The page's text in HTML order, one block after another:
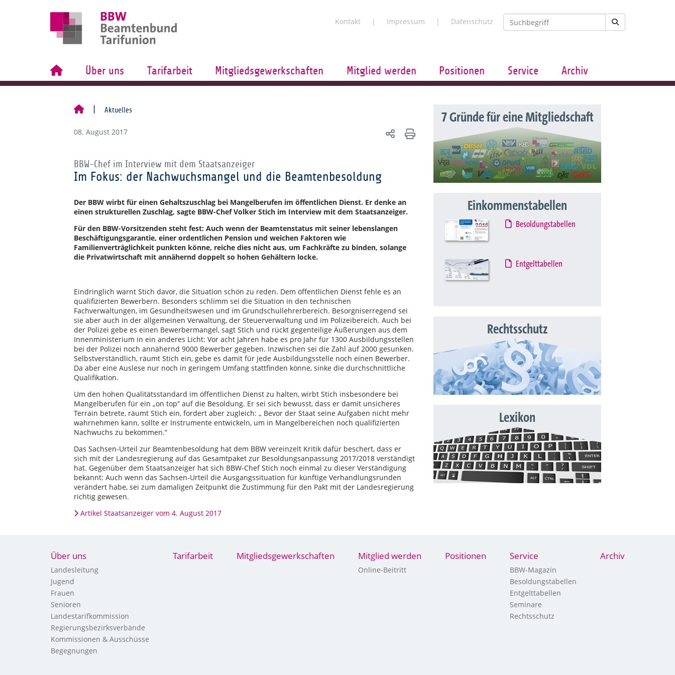
Kontakt Impressum Datenschutz
Über uns Tarifarbeit Mitgliedsgewerkschaften Mitglied werden Positionen Service Archiv
Aktuelles
08. August 2017
BBW-Chef im Interview mit dem Staatsanzeiger
Im Fokus: der Nachwuchsmangel und die Beamtenbesoldung
Der BBW wirbt für einen Gehaltszuschlag bei Mangelberufen im öffentlichen Dienst. Er denke an
einen strukturellen Zuschlag, sagte BBW-Chef Volker Stich im Interview mit dem Staatsanzeiger.
Für den BBW-Vorsitzenden steht fest: Auch wenn der Beamtenstatus mit seiner lebenslangen
Beschäftigungsgarantie, einer ordentlichen Pension und weichen Faktoren wie
Familienverträglichkeit punkten könne, reiche dies nicht aus, um Fachkräfte zu binden, solange
die Privatwirtschaft mit annähernd doppelt so hohen Gehältern locke.
Eindringlich warnt Stich davor, die Situation schön zu reden. Dem öffentlichen Dienst fehle es an
qualifizierten Bewerbern. Besonders schlimm sei die Situation in den technischen
Fachverwaltungen, im Gesundheitswesen und im Grundschullehrerbereich. Besorgniserregend sei
sie aber auch in der allgemeinen Verwaltung, der Steuerverwaltung und im Polizeibereich. Auch bei
der Polizei gebe es einen Bewerbermangel, sagt Stich und rückt gegenteilige Äußerungen aus dem
Innenministerium in ein anderes Licht: Vor acht Jahren habe es pro Jahr für 1300 Ausbildungsstellen
bei der Polizei noch annähernd 9000 Bewerber gegeben. Inzwischen sei die Zahl auf 2000 gesunken.
Selbstverständlich, räumt Stich ein, gebe es damit für jede Ausbildungsstelle noch einen Bewerber.
Da aber eine Auslese nur noch in geringem Umfang stattfinden könne, sinke die durchschnittliche
Qualifikation.
Um den hohen Qualitätsstandard im öffentlichen Dienst zu halten, wirbt Stich insbesondere bei
Mangelberufen für ein „on top“ auf die Besoldung. Er sei sich bewusst, dass er damit unsicheres
Terrain betrete, räumt Stich ein, fordert aber zugleich: „ Bevor der Staat seine Aufgaben nicht mehr
wahrnehmen kann, sollte er Instrumente entwickeln, um in Mangelbereichen noch qualifizierten
Nachwuchs zu bekommen.“
Das Sachsen-Urteil zur Beamtenbesoldung hat dem BBW vereinzelt Kritik dafür beschert, dass er
sich mit der Landesregierung auf das Gesamtpaket zur Besoldungsanpassung 2017/2018 verständigt
hat. Gegenüber dem Staatsanzeiger hat sich BBW-Chef Stich noch einmal zu dieser Verständigung
bekannt: Auch wenn das Sachsen-Urteil die Ausgangssituation für künftige Verhandlungsrunden
verändert habe, sei zum damaligen Zeitpunkt die Zustimmung für den Pakt mit der Landesregierung
richtig gewesen.
Artikel Staatsanzeiger vom 4. August 2017
7 Gründe für eine Mitgliedschaft
Einkommenstabellen
Besoldungstabellen
Entgelttabellen
Rechtsschutz
Lexikon
Über uns
Landesleitung
Jugend
Frauen
Senioren
Landestarifkommission
Regierungsbezirksverbände
Kommissionen & Ausschüsse
Begegnungen
Tarifarbeit Mitgliedsgewerkschaften Mitglied werden
Online-Beitritt
Positionen Service
BBW-Magazin
Besoldungstabellen
Entgelttabellen
Seminare
Rechtsschutz
Archiv